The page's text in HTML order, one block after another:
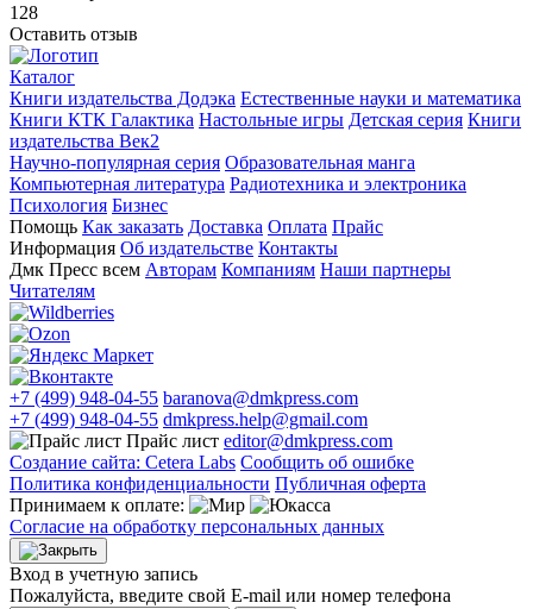
128
Оставить отзыв
Каталог
Книги издательства Додэка Естественные науки и математика
Книги КТК Галактика Настольные игры Детская серия Книги
издательства Век2
Научно-популярная серия Образовательная манга
Компьютерная литература Радиотехника и электроника
Психология Бизнес
Помощь Как заказать Доставка Оплата Прайс
Информация Об издательстве Контакты
Дмк Пресс всем Авторам Компаниям Наши партнеры
Читателям
+7 (499) 948-04-55 baranova@dmkpress.com
+7 (499) 948-04-55 dmkpress.help@gmail.com
Прайс лист editor@dmkpress.com
Создание сайта: Cetera Labs Сообщить об ошибке
Политика конфиденциальности Публичная оферта
Принимаем к оплате:
Согласие на обработку персональных данных
Вход в учетную запись
Пожалуйста, введите свой E‑mail или номер телефона